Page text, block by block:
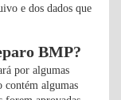
e dos dados que
BMP?
por algumas
algumas